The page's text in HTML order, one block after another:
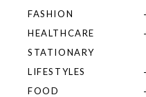
FASHION
HEALTHCARE
STATIONARY
LIFESTYLES
FOOD